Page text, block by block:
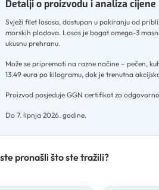
Detalji o proizvodu i analiza cijene
Svježi filet lososa, dostupan u pakiranju od
morskih plodova. Losos je bogat omega-3
ukusnu prehranu.
Može se pripremati na razne načine – pečen,
13.49 eura po kilogramu, dok je trenutna
Proizvod posjeduje GGN certifikat za
Do 7. lipnja 2026. godine.
pronašli što ste tražili?